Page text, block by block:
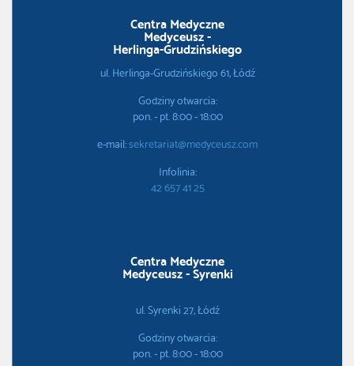
Centra Medyczne
Medyceusz -
Herlinga-Grudzińskiego
ul. Herlinga-Grudzińskiego 61, Łódź
Godziny otwarcia:
pon. - pt. 8:00 - 18:00
e-mail:sekretariat@medyceusz.com
Infolinia:
42 657 41 25
Centra Medyczne
Medyceusz - Syrenki
ul. Syrenki 27, Łódź
Godziny otwarcia:
pon. - pt. 8:00 - 18:00